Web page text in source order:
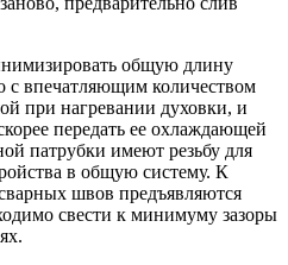
общую длину
с впечатляющим количеством
при нагревании духовки, и
передать ее охлаждающей
патрубки имеют резьбу для
в общую систему. К
швов предъявляются
свести к минимуму зазоры